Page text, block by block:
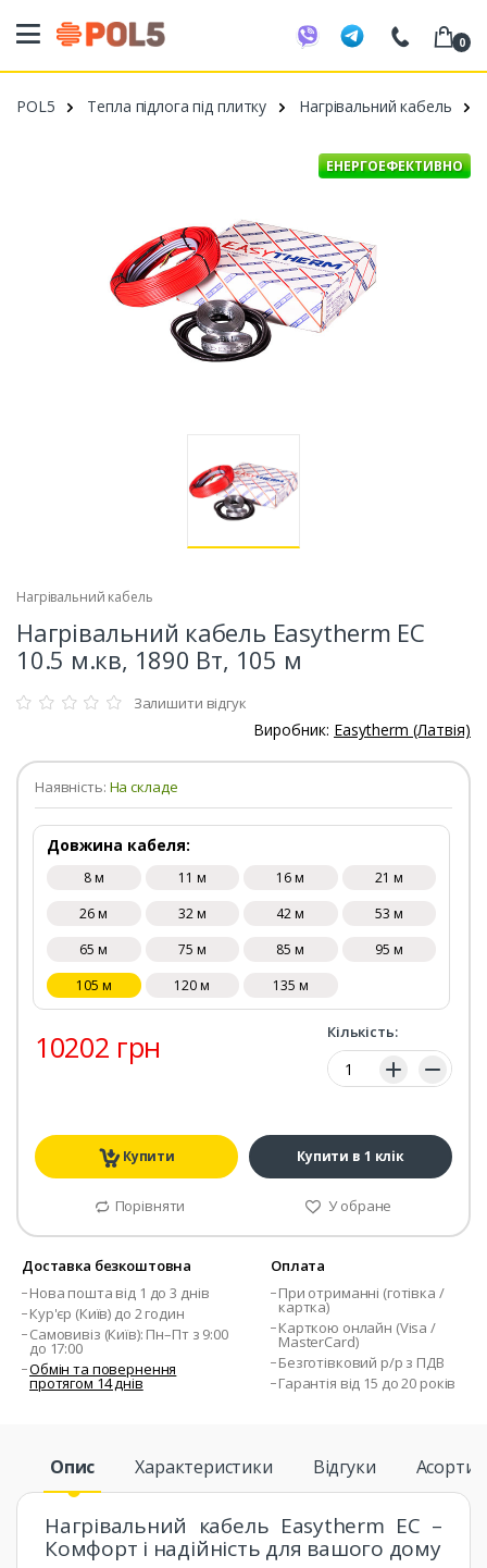
098 20 52 818
099 53 43 210
093 80 63 881
0
POL5 Тепла підлога під плитку Нагрівальний кабель
ЕНЕРГОЕФЕКТИВНО
Нагрівальний кабель
Нагрівальний кабель Easytherm EC
10.5 м.кв, 1890 Вт, 105 м
Залишити відгук
Виробник: Easytherm (Латвія)
Наявність: На складе
Довжина кабеля:
8 м 11 м 16 м
21 м
26 м
32 м 42 м
53 м
65 м
75 м 85 м
95 м
105 м
120 м 135 м
10202 грн Кількість:
Кількість:
Купити Купити в 1 клік
Порівняти У обране
Доставка безкоштовна
Нова пошта від 1 до 3 днів
Кур'єр (Київ) до 2 годин
Самовивіз (Київ): Пн–Пт з 9:00
до 17:00
Обмін та повернення
протягом 14 днів
Оплата
При отриманні (готівка /
картка)
Карткою онлайн (Visa /
MasterCard)
Безготівковий р/р з ПДВ
Гарантія від 15 до 20 років
Опис Характеристики Відгуки
Нагрівальний кабель Easytherm EC –
Комфорт і надійність для вашого дому